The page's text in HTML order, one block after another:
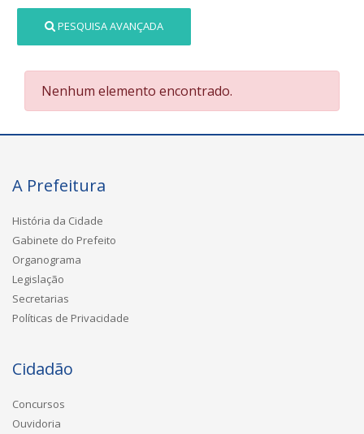
PESQUISA AVANÇADA
Nenhum elemento encontrado.
A Prefeitura
História da Cidade
Gabinete do Prefeito
Organograma
Legislação
Secretarias
Políticas de Privacidade
Cidadão
Concursos
Ouvidoria